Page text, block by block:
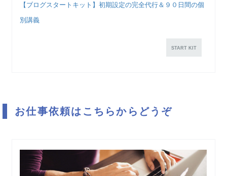
【ブログスタートキット】初期設定の完全代行＆９０日間の個
別講義
START KIT
お仕事依頼はこちらからどうぞ